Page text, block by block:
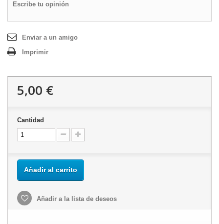
Escribe tu opinión
Enviar a un amigo
Imprimir
5,00 €
Cantidad
Añadir al carrito
Añadir a la lista de deseos